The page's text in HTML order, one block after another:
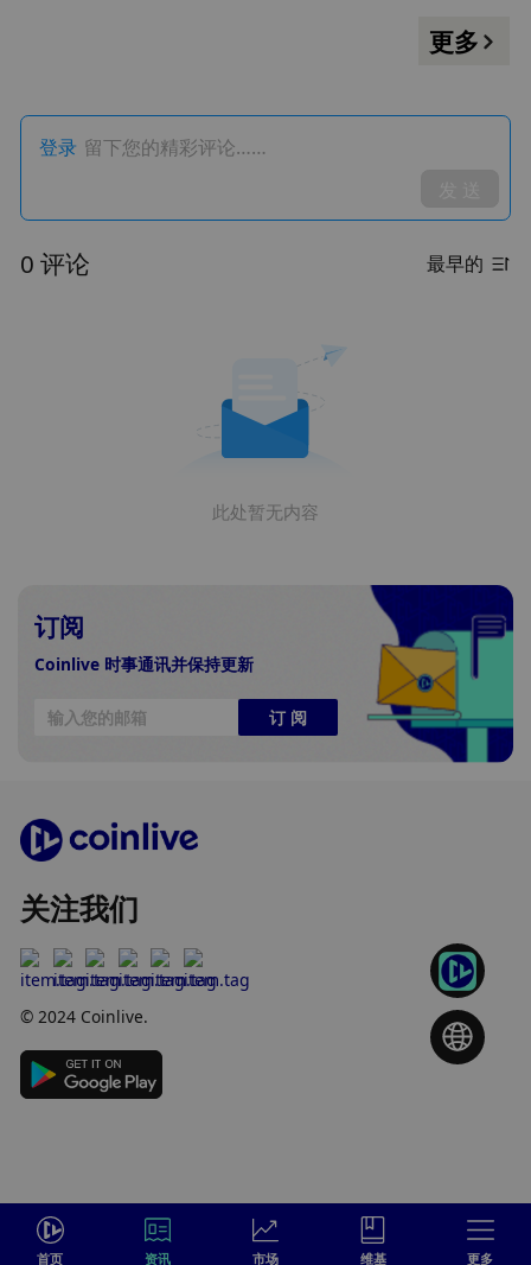
更多
登录 留下您的精彩评论……
0 评论 最早的
此处暂无内容
订阅
Coinlive 时事通讯并保持更新
订 阅
关注我们
© 2024 Coinlive.
首页 资讯 市场 维基 更多